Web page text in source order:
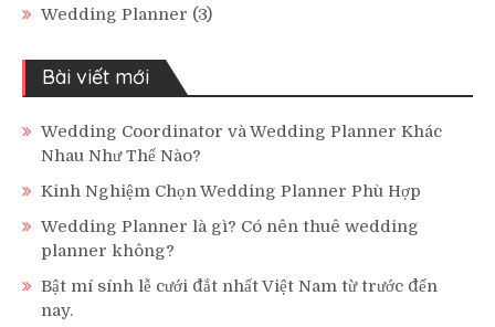
Wedding Planner (3)
Bài viết mới
Wedding Coordinator và Wedding Planner Khác
Nhau Như Thế Nào?
Kinh Nghiệm Chọn Wedding Planner Phù Hợp
Wedding Planner là gì? Có nên thuê wedding
planner không?
Bật mí sính lễ cưới đắt nhất Việt Nam từ trước đến
nay.